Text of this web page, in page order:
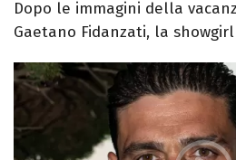
Dopo le immagini della
Gaetano Fidanzati, la